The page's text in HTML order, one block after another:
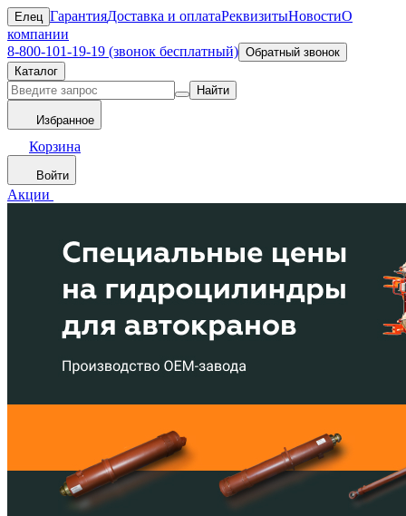
Елец ГарантияДоставка и оплатаРеквизитыНовостиО
компании
8-800-101-19-19 (звонок бесплатный) Обратный звонок
Каталог
Найти
Избранное
Корзина
Войти
Акции